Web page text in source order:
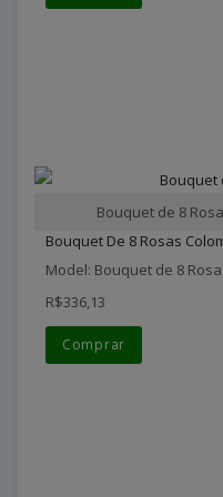
Bouquet de 8
Bouquet De 8 Rosas
Model: Bouquet de 8
R$336,13
Comprar